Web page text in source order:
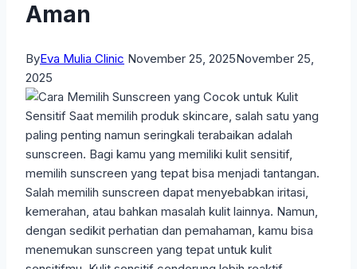
Aman
ByEva Mulia Clinic November 25, 2025November 25,
2025